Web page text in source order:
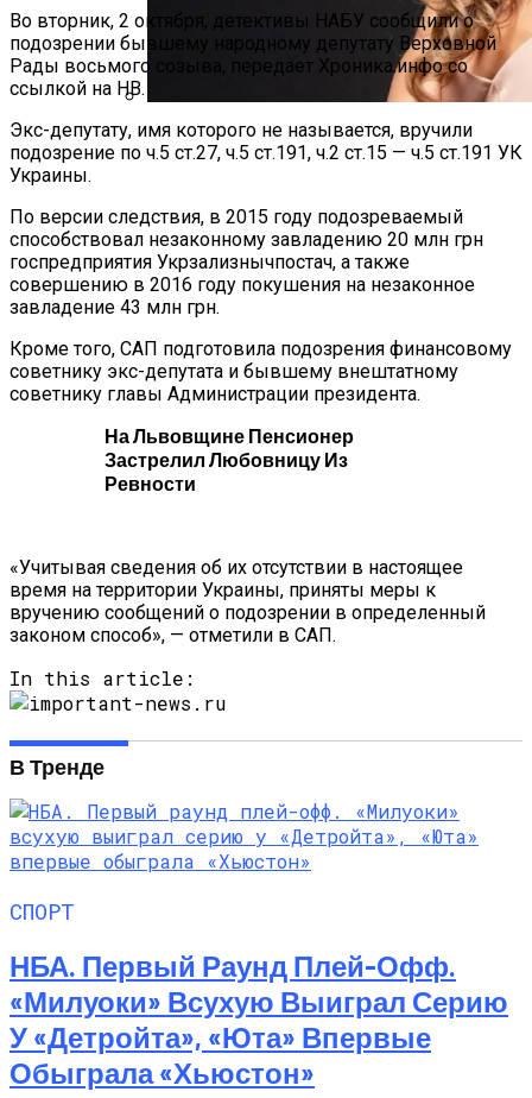
Алёна Шоптенко Показала
Танцевальный Мастер-Класс На Пляже
Во вторник, 2 октября, детективы НАБУ сообщили о
подозрении бывшему народному депутату Верховной
Рады восьмого созыва, передает Хроника.инфо со
ссылкой на НВ.
Экс-депутату, имя которого не называется, вручили
подозрение по ч.5 ст.27, ч.5 ст.191, ч.2 ст.15 — ч.5 ст.191 УК
Украины.
По версии следствия, в 2015 году подозреваемый
способствовал незаконному завладению 20 млн грн
госпредприятия Укрзализнычпостач, а также
совершению в 2016 году покушения на незаконное
завладение 43 млн грн.
Кроме того, САП подготовила подозрения финансовому
советнику экс-депутата и бывшему внештатному
советнику главы Администрации президента.
На Львовщине Пенсионер
Застрелил Любовницу Из
Ревности
«Учитывая сведения об их отсутствии в настоящее
время на территории Украины, приняты меры к
вручению сообщений о подозрении в определенный
законом способ», — отметили в САП.
In this article:
В Тренде
СПОРТ
НБА. Первый Раунд Плей-Офф.
«Милуоки» Всухую Выиграл Серию
У «Детройта», «Юта» Впервые
Обыграла «Хьюстон»